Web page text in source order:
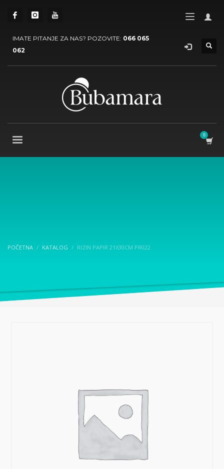
IMATE PITANJE ZA NAS? POZOVITE: 066 065
062
POČETNA KATALOG RIZIN PAPIR 21X30CM PR022